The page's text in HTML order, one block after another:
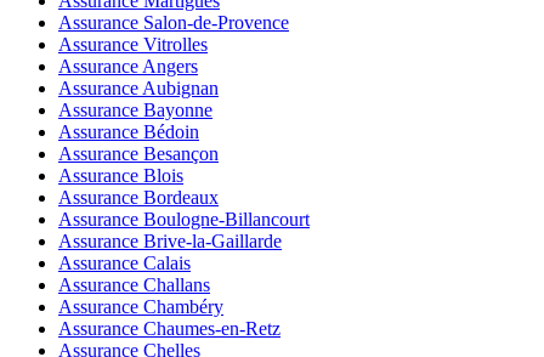
Assurance Salon-de-Provence
Assurance Vitrolles
Assurance Angers
Assurance Aubignan
Assurance Bayonne
Assurance Bédoin
Assurance Besançon
Assurance Blois
Assurance Bordeaux
Assurance Boulogne-Billancourt
Assurance Brive-la-Gaillarde
Assurance Calais
Assurance Challans
Assurance Chambéry
Assurance Chaumes-en-Retz
Assurance Chelles